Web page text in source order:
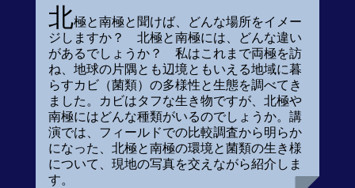
北極と南極と聞けば、どんな場所をイメー
ジしますか？ 北極と南極には、どんな違い
があるでしょうか？ 私はこれまで両極を訪
ね、地球の片隅とも辺境ともいえる地域に暮
らすカビ（菌類）の多様性と生態を調べてき
ました。カビはタフな生き物ですが、北極や
南極にはどんな種類がいるのでしょうか。講
演では、フィールドでの比較調査から明らか
になった、北極と南極の環境と菌類の生き様
について、現地の写真を交えながら紹介しま
す。